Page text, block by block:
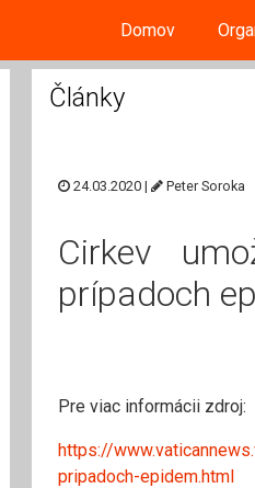
Domov
Články
24.03.2020 | Peter Soroka
Cirkev
prípadoch
Pre viac informácii zdroj:
https://
pripadoch-epidem.html